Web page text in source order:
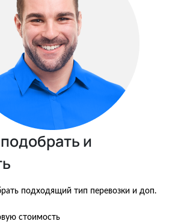
и
подходящий тип перевозки и доп.
стоимость